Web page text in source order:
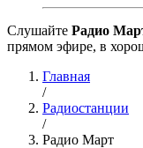
Cлушайте Радио
прямом эфире, в
Главная
/
Радиостанции
/
Радио Март